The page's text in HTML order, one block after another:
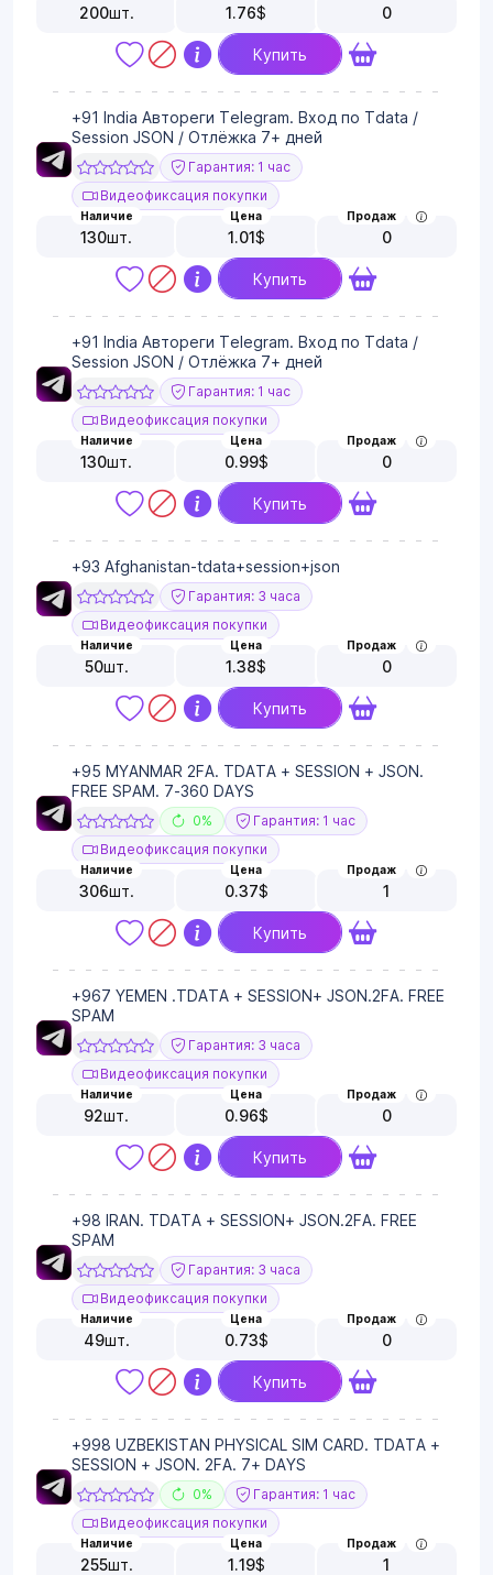
200шт. 1.76$ 0
Купить
+91 India Автореги Telegram. Вход по Tdata /
Session JSON / Отлёжка 7+ дней
Гарантия: 1 час
Видеофиксация покупки
Наличие
130шт.
Цена
1.01$
Продаж
0
Купить
+91 India Автореги Telegram. Вход по Tdata /
Session JSON / Отлёжка 7+ дней
Гарантия: 1 час
Видеофиксация покупки
Наличие
130шт.
Цена
0.99$
Продаж
0
Купить
+93 Afghanistan-tdata+session+json
Гарантия: 3 часа
Видеофиксация покупки
Наличие
50шт.
Цена
1.38$
Продаж
0
Купить
+95 MYANMAR 2FA. TDATA + SESSION + JSON.
FREE SPAM. 7-360 DAYS
0%
Гарантия: 1 час
Видеофиксация покупки
Наличие
306шт.
Цена
0.37$
Продаж
1
Купить
+967 YEMEN .TDATA + SESSION+ JSON.2FA. FREE
SPAM
Гарантия: 3 часа
Видеофиксация покупки
Наличие
92шт.
Цена
0.96$
Продаж
0
Купить
+98 IRAN. TDATA + SESSION+ JSON.2FA. FREE
SPAM
Гарантия: 3 часа
Видеофиксация покупки
Наличие
49шт.
Цена
0.73$
Продаж
0
Купить
+998 UZBEKISTAN PHYSICAL SIM CARD. TDATA +
SESSION + JSON. 2FA. 7+ DAYS
0%
Гарантия: 1 час
Видеофиксация покупки
Наличие
255шт.
Цена
1.19$
Продаж
1